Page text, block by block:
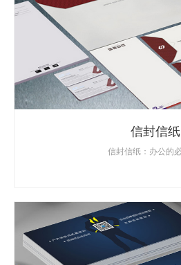
信封信纸
信封信纸：办公的